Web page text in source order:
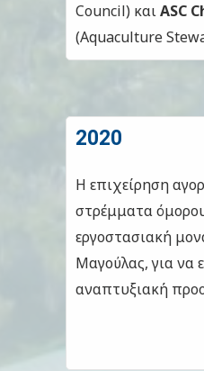
Council) καιASC
(Aquaculture
2020
Η επιχείρηση
στρέμματα
εργοστασιακή
Μαγούλας, για να
αναπτυξιακή